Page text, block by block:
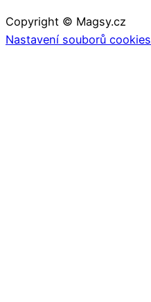
Copyright © Magsy.cz
Nastavení souborů cookies